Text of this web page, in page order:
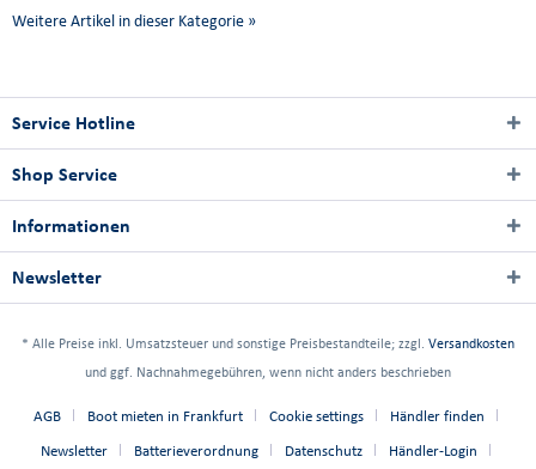
Weitere Artikel in dieser Kategorie »
Service Hotline
Shop Service
Informationen
Newsletter
* Alle Preise inkl. Umsatzsteuer und sonstige Preisbestandteile; zzgl. Versandkosten
und ggf. Nachnahmegebühren, wenn nicht anders beschrieben
AGB Boot mieten in Frankfurt Cookie settings Händler finden
Newsletter Batterieverordnung Datenschutz Händler-Login